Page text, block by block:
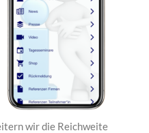
wir die Reichweite